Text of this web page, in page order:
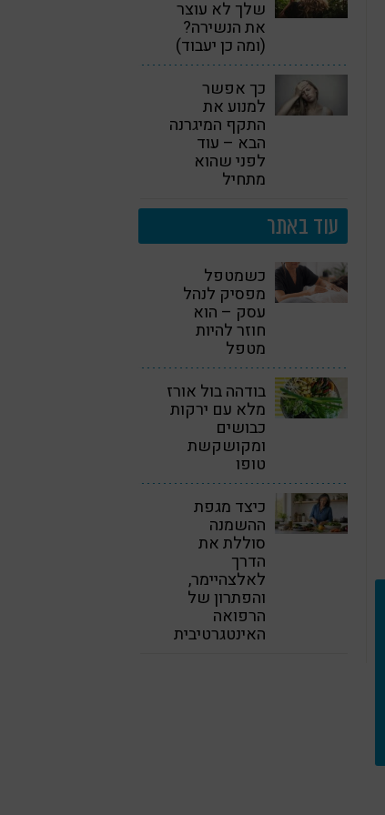
שלך לא עוצר
את הנשירה?
(ומה כן יעבוד)
כך אפשר
למנוע את
התקף המיגרנה
הבא – עוד
לפני שהוא
מתחיל
עוד באתר
כשמטפל
מפסיק לנהל
עסק – הוא
חוזר להיות
מטפל
בודהה בול אורז
מלא עם ירקות
כבושים
ומקושקשת
טופו
כיצד מגפת
ההשמנה
סוללת את
הדרך
לאלצהיימר,
והפתרון של
הרפואה
האינטגרטיבית